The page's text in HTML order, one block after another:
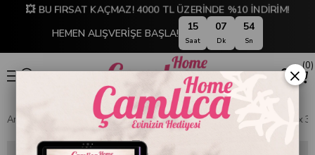
💥 BU FIRSAT KAÇMAZ! 4000 TL ÜZERİNDE %10 İNDİRİM!
HEMEN ALIŞVERİŞE BAŞLA!
15
Saat
07
Dk
54
Sn
0
Anasayfa SOFRA & MUTFAK SOFRA & SERVİS Keyif Tepsisi 47 x
×